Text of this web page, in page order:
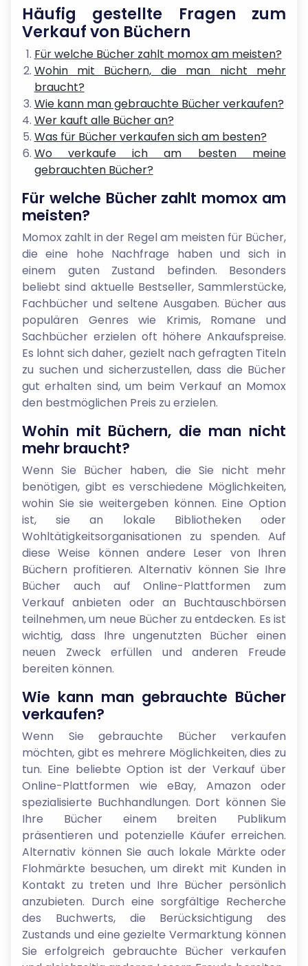
Häufig gestellte Fragen zum
Verkauf von Büchern
Für welche Bücher zahlt momox am meisten?
Wohin mit Büchern, die man nicht mehr
braucht?
Wie kann man gebrauchte Bücher verkaufen?
Wer kauft alle Bücher an?
Was für Bücher verkaufen sich am besten?
Wo verkaufe ich am besten meine
gebrauchten Bücher?
Für welche Bücher zahlt momox am
meisten?
Momox zahlt in der Regel am meisten für Bücher,
die eine hohe Nachfrage haben und sich in
einem guten Zustand befinden. Besonders
beliebt sind aktuelle Bestseller, Sammlerstücke,
Fachbücher und seltene Ausgaben. Bücher aus
populären Genres wie Krimis, Romane und
Sachbücher erzielen oft höhere Ankaufspreise.
Es lohnt sich daher, gezielt nach gefragten Titeln
zu suchen und sicherzustellen, dass die Bücher
gut erhalten sind, um beim Verkauf an Momox
den bestmöglichen Preis zu erzielen.
Wohin mit Büchern, die man nicht
mehr braucht?
Wenn Sie Bücher haben, die Sie nicht mehr
benötigen, gibt es verschiedene Möglichkeiten,
wohin Sie sie weitergeben können. Eine Option
ist, sie an lokale Bibliotheken oder
Wohltätigkeitsorganisationen zu spenden. Auf
diese Weise können andere Leser von Ihren
Büchern profitieren. Alternativ können Sie Ihre
Bücher auch auf Online-Plattformen zum
Verkauf anbieten oder an Buchtauschbörsen
teilnehmen, um neue Bücher zu entdecken. Es ist
wichtig, dass Ihre ungenutzten Bücher einen
neuen Zweck erfüllen und anderen Freude
bereiten können.
Wie kann man gebrauchte Bücher
verkaufen?
Wenn Sie gebrauchte Bücher verkaufen
möchten, gibt es mehrere Möglichkeiten, dies zu
tun. Eine beliebte Option ist der Verkauf über
Online-Plattformen wie eBay, Amazon oder
spezialisierte Buchhandlungen. Dort können Sie
Ihre Bücher einem breiten Publikum
präsentieren und potenzielle Käufer erreichen.
Alternativ können Sie auch lokale Märkte oder
Flohmärkte besuchen, um direkt mit Kunden in
Kontakt zu treten und Ihre Bücher persönlich
anzubieten. Durch eine sorgfältige Recherche
des Buchwerts, die Berücksichtigung des
Zustands und eine gezielte Vermarktung können
Sie erfolgreich gebrauchte Bücher verkaufen